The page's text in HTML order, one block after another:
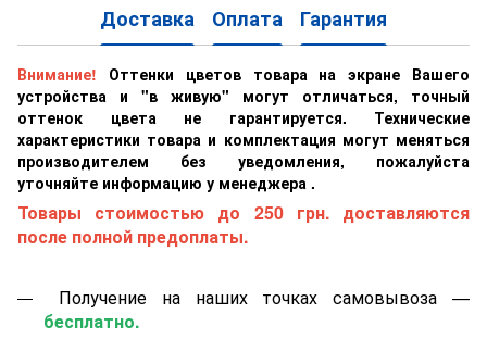
Доставка Оплата Гарантия
Внимание!
Оттенки цветов товара на экране Вашего
устройства и "в живую" могут отличаться, точный
оттенок цвета не гарантируется. Технические
характеристики товара и комплектация могут меняться
производителем без уведомления, пожалуйста
уточняйте информацию у менеджера .
Товары стоимостью до 250 грн. доставляются
после полной предоплаты.
Получение на наших точках самовывоза —
бесплатно.